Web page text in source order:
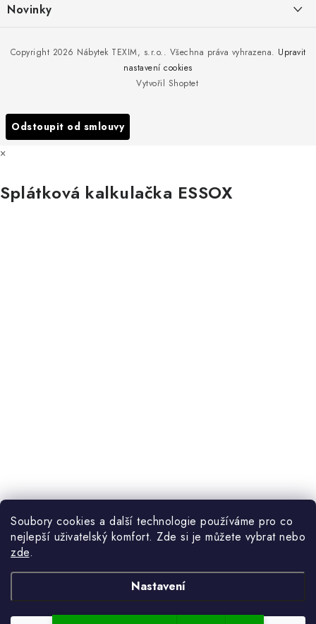
Soubory cookies a další technologie používáme pro co
nejlepší uživatelský komfort. Zde si je můžete vybrat nebo
zde.
Nastavení
Doprava nábytku k Vám
Reklamace
Nákup na splátky ESSOX
Novinky
to!
Nakupujte zahradní nábytek i v zimě
Podzimní očista a úklid zahradního nábytku
Vytvořil Shoptet
Copyright 2026 Nábytek TEXIM, s.r.o.. Všechna práva vyhrazena. Upravit
nastavení cookies
Odstoupit od smlouvy
×
Splátková kalkulačka ESSOX